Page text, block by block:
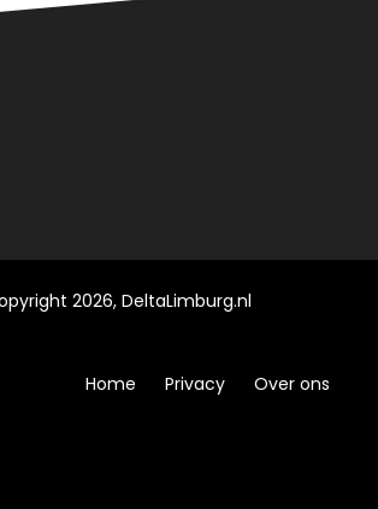
2026, DeltaLimburg.nl
Home Privacy Over ons